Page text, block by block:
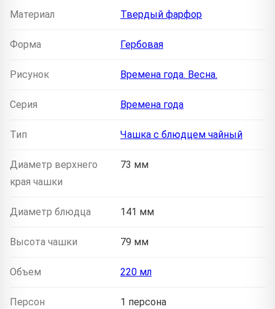
Материал Твердый фарфор
Форма Гербовая
Рисунок Времена года. Весна.
Серия Времена года
Тип Чашка с блюдцем чайный
Диаметр верхнего
края чашки
73 мм
Диаметр блюдца 141 мм
Высота чашки 79 мм
Объем 220 мл
Персон 1 персона